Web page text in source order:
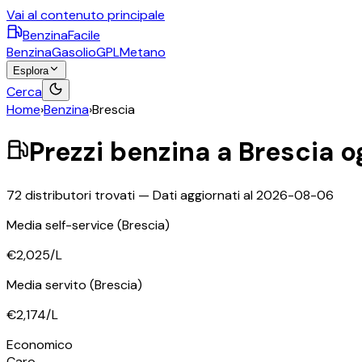
Vai al contenuto principale
BenzinaFacile
BenzinaGasolioGPLMetano
Esplora
Cerca
Home›Benzina›Brescia
Prezzi benzina a Brescia
72distributori trovati — Dati aggiornati al2026-08-06
Media self-service (Brescia)
€2,025/L
Media servito (Brescia)
€2,174/L
Economico